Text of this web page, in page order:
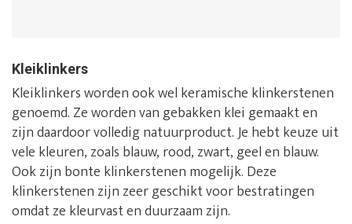
Kleiklinkers
Kleiklinkers worden ook wel keramische klinkerstenen
genoemd. Ze worden van gebakken klei gemaakt en
zijn daardoor volledig natuurproduct. Je hebt keuze uit
vele kleuren, zoals blauw, rood, zwart, geel en blauw.
Ook zijn bonte klinkerstenen mogelijk. Deze
klinkerstenen zijn zeer geschikt voor bestratingen
omdat ze kleurvast en duurzaam zijn.